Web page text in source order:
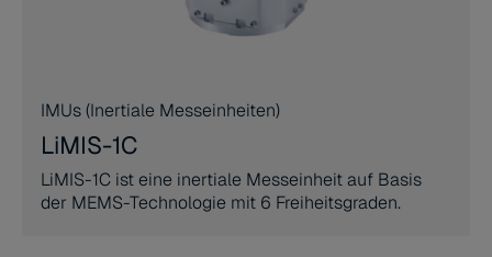
IMUs (Inertiale Messeinheiten)
LiMIS-1C
LiMIS-1C ist eine inertiale Messeinheit auf Basis
der MEMS-Technologie mit 6 Freiheitsgraden.